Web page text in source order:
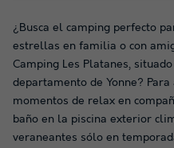
¿Busca el camping perfecto
estrellas en familia o con
Camping Les Platanes,
departamento de Yonne?
momentos de relax en
baño en la piscina exterior
veraneantes sólo en